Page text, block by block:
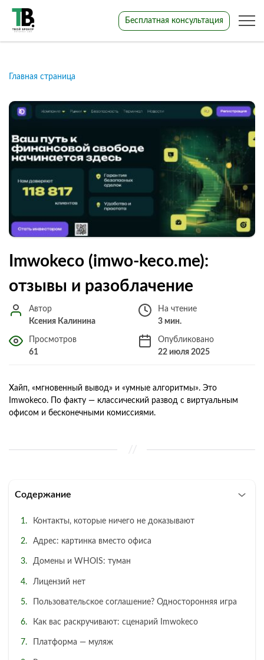
Бесплатная консультация
Главная страница
Imwokeco (imwo-keco.me):
отзывы и разоблачение
Автор
Ксения Калинина
На чтение
3 мин.
Просмотров
61
Опубликовано
22 июля 2025
Хайп, «мгновенный вывод» и «умные алгоритмы». Это
Imwokeco. По факту — классический развод с виртуальным
офисом и бесконечными комиссиями.
Содержание
Контакты, которые ничего не доказывают
Адрес: картинка вместо офиса
Домены и WHOIS: туман
Лицензий нет
Пользовательское соглашение? Односторонняя игра
Как вас раскручивают: сценарий Imwokeco
Платформа — муляж